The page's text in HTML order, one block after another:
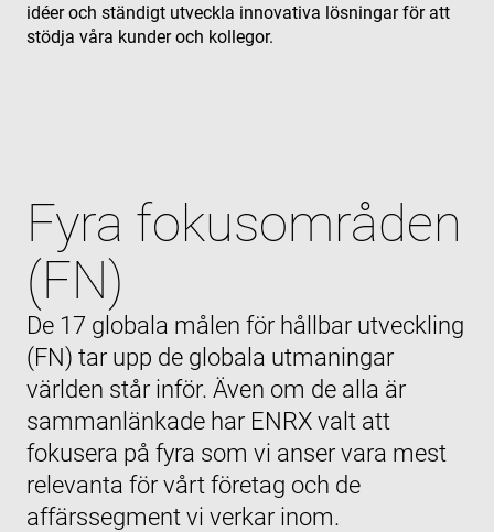
idéer och ständigt utveckla innovativa lösningar för att
stödja våra kunder och kollegor.
Fyra fokusområden
(FN)
De 17 globala målen för hållbar utveckling
(FN) tar upp de globala utmaningar
världen står inför. Även om de alla är
sammanlänkade har ENRX valt att
fokusera på fyra som vi anser vara mest
relevanta för vårt företag och de
affärssegment vi verkar inom.